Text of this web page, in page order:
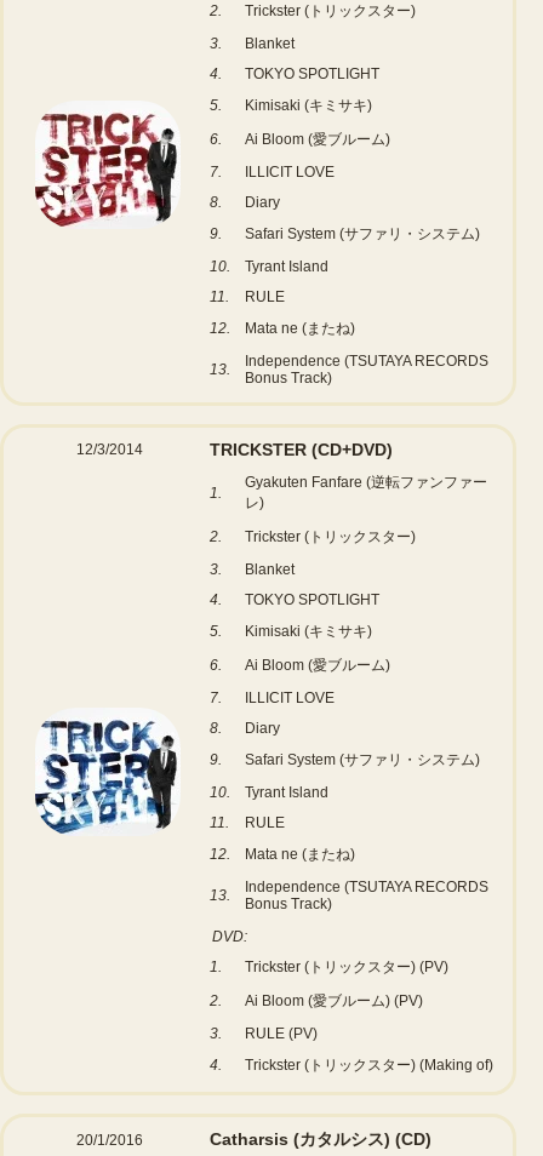
2.
Trickster (トリックスター)
3.
Blanket
4.
TOKYO SPOTLIGHT
5.
Kimisaki (キミサキ)
6.
Ai Bloom (愛ブルーム)
7.
ILLICIT LOVE
8.
Diary
9.
Safari System (サファリ・システム)
10.
Tyrant Island
11.
RULE
12.
Mata ne (またね)
13.
Independence (TSUTAYA RECORDS
Bonus Track)
12/3/2014 TRICKSTER (CD+DVD)
1.
Gyakuten Fanfare (逆転ファンファー
レ)
2.
Trickster (トリックスター)
3.
Blanket
4.
TOKYO SPOTLIGHT
5.
Kimisaki (キミサキ)
6.
Ai Bloom (愛ブルーム)
7.
ILLICIT LOVE
8.
Diary
9.
Safari System (サファリ・システム)
10.
Tyrant Island
11.
RULE
12.
Mata ne (またね)
13.
Independence (TSUTAYA RECORDS
Bonus Track)
DVD:
1.
Trickster (トリックスター) (PV)
2.
Ai Bloom (愛ブルーム) (PV)
3.
RULE (PV)
4.
Trickster (トリックスター) (Making of)
20/1/2016 Catharsis (カタルシス) (CD)